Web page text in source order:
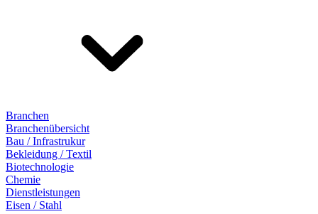
Branchen
Branchenübersicht
Bau / Infrastrukur
Bekleidung / Textil
Biotechnologie
Chemie
Dienstleistungen
Eisen / Stahl